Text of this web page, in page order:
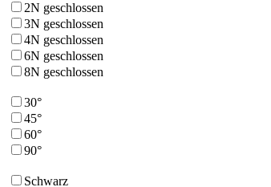
2N geschlossen
3N geschlossen
4N geschlossen
6N geschlossen
8N geschlossen
30°
45°
60°
90°
Schwarz